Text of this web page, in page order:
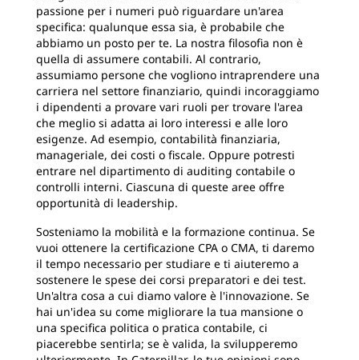
passione per i numeri può riguardare un'area
specifica: qualunque essa sia, è probabile che
abbiamo un posto per te. La nostra filosofia non è
quella di assumere contabili. Al contrario,
assumiamo persone che vogliono intraprendere una
carriera nel settore finanziario, quindi incoraggiamo
i dipendenti a provare vari ruoli per trovare l'area
che meglio si adatta ai loro interessi e alle loro
esigenze. Ad esempio, contabilità finanziaria,
manageriale, dei costi o fiscale. Oppure potresti
entrare nel dipartimento di auditing contabile o
controlli interni. Ciascuna di queste aree offre
opportunità di leadership.
Sosteniamo la mobilità e la formazione continua. Se
vuoi ottenere la certificazione CPA o CMA, ti daremo
il tempo necessario per studiare e ti aiuteremo a
sostenere le spese dei corsi preparatori e dei test.
Un'altra cosa a cui diamo valore è l'innovazione. Se
hai un'idea su come migliorare la tua mansione o
una specifica politica o pratica contabile, ci
piacerebbe sentirla; se è valida, la svilupperemo